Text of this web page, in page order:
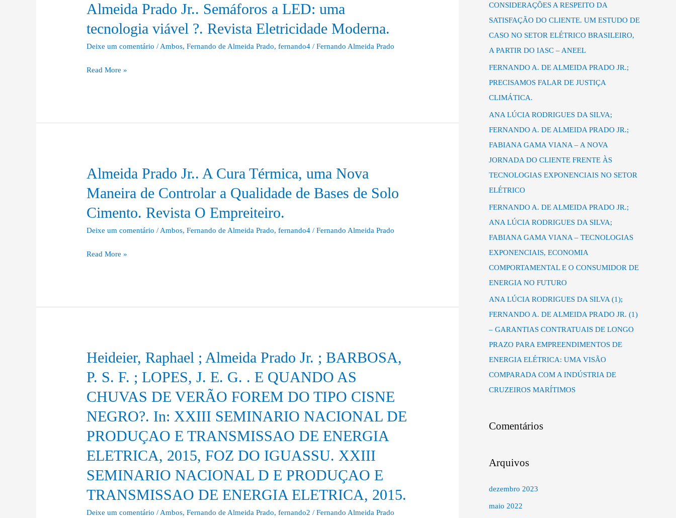
Almeida Prado Jr.. Semáforos a LED: uma
tecnologia viável ?. Revista Eletricidade Moderna.
Deixe um comentário /Ambos,Fernando de Almeida Prado,fernando4 /Fernando Almeida Prado
Almeida
Jr..
Semáforos
LED:
?.
Read More »
Almeida Prado Jr.. A Cura Térmica, uma Nova
Maneira de Controlar a Qualidade de Bases de Solo
Cimento. Revista O Empreiteiro.
Deixe um comentário / Ambos,Fernando de Almeida Prado,fernando4 /Fernando Almeida Prado
Almeida
Jr..
A
Térmica,
Bases
Solo
Cimento.
O
Empreiteiro.
Read More »
Heideier, Raphael ; Almeida Prado Jr. ; BARBOSA,
P. S. F. ; LOPES, J. E. G. . E QUANDO AS
CHUVAS DE VERÃO FOREM DO TIPO CISNE
NEGRO?. In: XXIII SEMINARIO NACIONAL DE
PRODUÇAO E TRANSMISSAO DE ENERGIA
ELETRICA, 2015, FOZ DO IGUASSU. XXIII
SEMINARIO NACIONAL D E PRODUÇAO E
TRANSMISSAO DE ENERGIA ELETRICA, 2015.
Deixe um comentário / Ambos,Fernando de Almeida Prado,fernando2 /Fernando Almeida Prado
Heideier,
Almeida
Jr.
;
P.
S.
LOPES,
s
a
r
p
o
r
:
CONSIDERAÇÕES A RESPEITO DA
SATISFAÇÃO DO CLIENTE. UM ESTUDO DE
CASO NO SETOR ELÉTRICO BRASILEIRO,
A PARTIR DO IASC – ANEEL
FERNANDO A. DE ALMEIDA PRADO JR.;
PRECISAMOS FALAR DE JUSTIÇA
CLIMÁTICA.
ANA LÚCIA RODRIGUES DA SILVA;
FERNANDO A. DE ALMEIDA PRADO JR.;
FABIANA GAMA VIANA – A NOVA
JORNADA DO CLIENTE FRENTE ÀS
TECNOLOGIAS EXPONENCIAIS NO SETOR
ELÉTRICO
FERNANDO A. DE ALMEIDA PRADO JR.;
ANA LÚCIA RODRIGUES DA SILVA;
FABIANA GAMA VIANA – TECNOLOGIAS
EXPONENCIAIS, ECONOMIA
COMPORTAMENTAL E O CONSUMIDOR DE
ENERGIA NO FUTURO
ANA LÚCIA RODRIGUES DA SILVA (1);
FERNANDO A. DE ALMEIDA PRADO JR. (1)
– GARANTIAS CONTRATUAIS DE LONGO
PRAZO PARA EMPREENDIMENTOS DE
ENERGIA ELÉTRICA: UMA VISÃO
COMPARADA COM A INDÚSTRIA DE
CRUZEIROS MARÍTIMOS
Comentários
Arquivos
dezembro 2023
maio 2022